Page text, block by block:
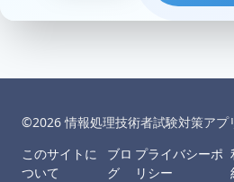
©︎2026情報処理技術者試験対策アプ
このサイトに
ついて
ブロ
グ
プライバシーポ
リシー